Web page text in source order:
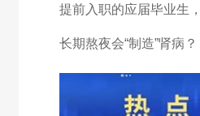
长期熬夜会“制造”肾病？